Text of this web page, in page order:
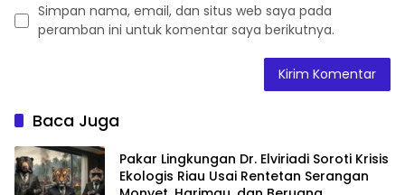
Simpan nama, email, dan situs web saya pada
peramban ini untuk komentar saya berikutnya.
Baca Juga
Pakar Lingkungan Dr. Elviriadi Soroti Krisis
Ekologis Riau Usai Rentetan Serangan